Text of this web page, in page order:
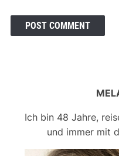
Ich bin 48 Jahre,
und immer mit